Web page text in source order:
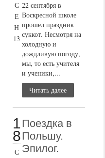
С
Е
Н
13
22 сентября в
Воскресной школе
прошел праздник
суккот. Несмотря на
холодную и
дождливую погоду,
мы, то есть учителя
и ученики,...
Читать далее
1
8
С
Поездка в
Польшу.
Эпилог.